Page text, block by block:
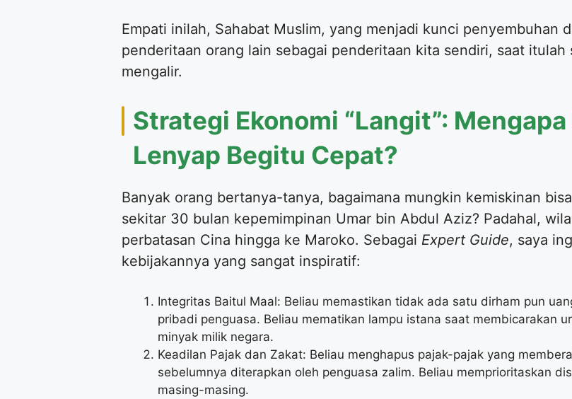
Empati inilah, Sahabat Muslim, yang menjadi kunci penyembuhan
penderitaan orang lain sebagai penderitaan kita sendiri, saat
mengalir.
Strategi Ekonomi “Langit”:
Lenyap Begitu Cepat?
Banyak orang bertanya-tanya, bagaimana mungkin kemiskinan
sekitar 30 bulan kepemimpinan Umar bin Abdul Aziz? Padahal,
perbatasan Cina hingga ke Maroko. Sebagai Expert Guide, saya
kebijakannya yang sangat inspiratif:
Integritas Baitul Maal: Beliau memastikan tidak ada satu dirham pun
pribadi penguasa. Beliau mematikan lampu istana saat membicarakan
minyak milik negara.
Keadilan Pajak dan Zakat: Beliau menghapus pajak-pajak yang
sebelumnya diterapkan oleh penguasa zalim. Beliau memprioritaskan
masing-masing.